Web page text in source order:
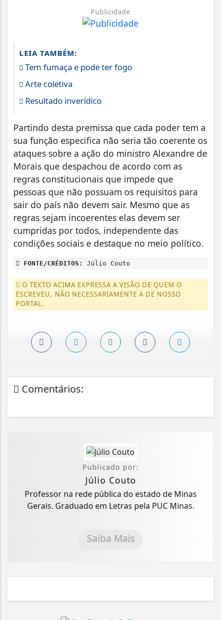
Publicidade
LEIA TAMBÉM:
Tem fumaça e pode ter fogo
Arte coletiva
Resultado inverídico
Partindo desta premissa que cada poder tem a
sua função especifica não seria tão coerente os
ataques sobre a ação do ministro Alexandre de
Morais que despachou de acordo com as
regras constitucionais que impede que
pessoas que não possuam os requisitos para
sair do país não devem sair. Mesmo que as
regras sejam incoerentes elas devem ser
cumpridas por todos, independente das
condições sociais e destaque no meio político.
FONTE/CRÉDITOS: Júlio Couto
O TEXTO ACIMA EXPRESSA A VISÃO DE QUEM O
ESCREVEU, NÃO NECESSARIAMENTE A DE NOSSO
PORTAL.
Comentários:
Publicado por:
Júlio Couto
Professor na rede pública do estado de Minas
Gerais. Graduado em Letras pela PUC Minas.
Saiba Mais